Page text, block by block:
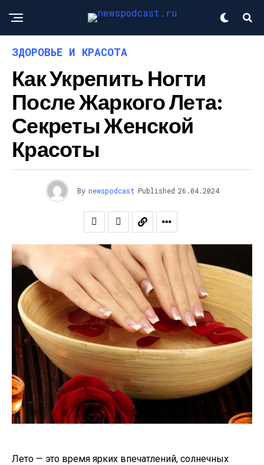
ЗДОРОВЬЕ И КРАСОТА
Как Укрепить Ногти
После Жаркого Лета:
Секреты Женской
Красоты
By newspodcast Published 26.04.2024
Лето — это время ярких впечатлений, солнечных